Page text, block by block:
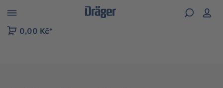
to B2B platform navigation
0,00 Kč*